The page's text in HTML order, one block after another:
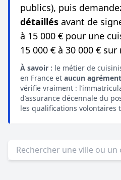
publics), puis
détaillés avant de
à 15 000 € pour une
15 000 € à 30 000 € sur
À savoir : le métier de
en France et aucun agrément
vérifie vraiment :
d’assurance décennale du
les qualifications volontaires